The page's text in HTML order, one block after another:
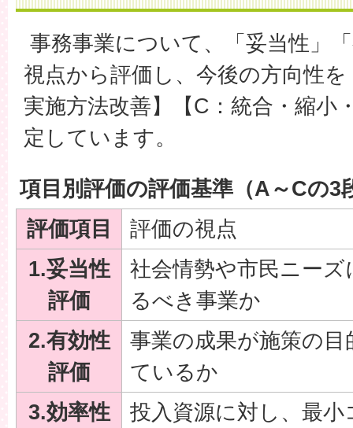
事務事業について、「妥当性」
視点から評価し、今後の方向性
実施方法改善】【C：統合・縮小
定しています。
項目別評価の評価基準（A～Cの3
評価項目
評価の視点
1.妥当性
評価
社会情勢や市民ニー
るべき事業か
2.有効性
評価
事業の成果が施策の
ているか
3.効率性
投入資源に対し、最